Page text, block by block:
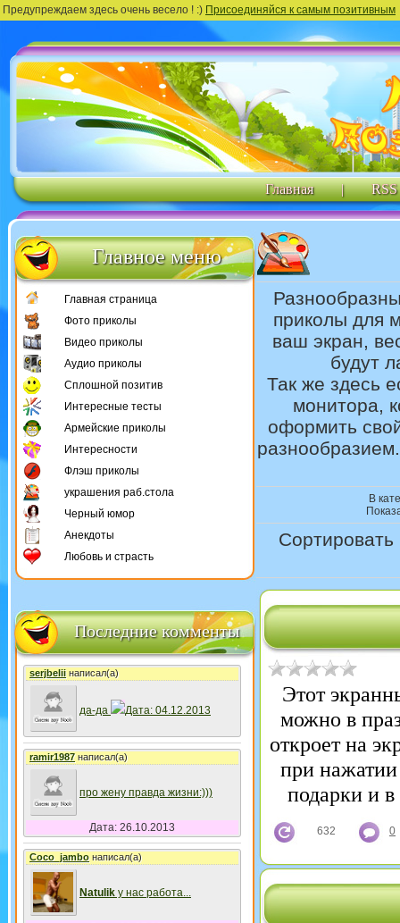
Предупреждаем здесь очень весело ! :) Присоединяйся к самым позитивным
Главная | RSS
Главное меню
Главная страница
Фото приколы
Видео приколы
Аудио приколы
Сплошной позитив
Интересные тесты
Армейские приколы
Интересности
Флэш приколы
украшения раб.стола
Черный юмор
Анекдоты
Любовь и страсть
Последние комменты
serjbeliiнаписал(а)
да-да Дата: 04.12.2013
ramir1987написал(а)
про жену правда жизни:)))
Дата: 26.10.2013
Coco_jambo написал(а)
Natulik у нас работа...
приколы для
ваш экран,
будут
Так же здесь
монитора,
оформить
В
Сортировать
Этот
можно в
откроет на
при
подарки и
632 0